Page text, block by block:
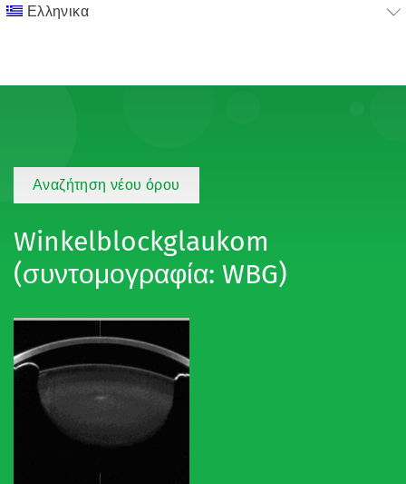
Ελληνικα
Αναζήτηση νέου όρου
Winkelblockglaukom
(συντομογραφία: WBG)